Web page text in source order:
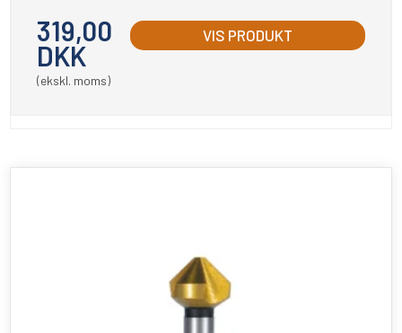
319,00
DKK
(ekskl. moms)
VIS PRODUKT